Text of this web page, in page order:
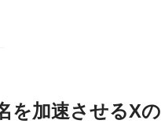
を加速させるXの